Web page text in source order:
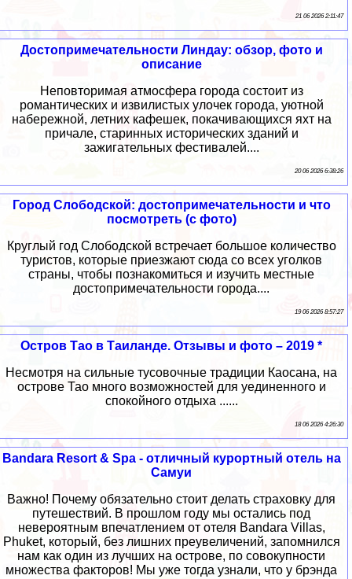
21 06 2026 2:11:47
Достопримечательности Линдау: обзор, фото и
описание
Неповторимая атмосфера города состоит из
романтических и извилистых улочек города, уютной
набережной, летних кафешек, покачивающихся яхт на
причале, старинных исторических зданий и
зажигательных фестивалей....
20 06 2026 6:38:26
Город Слободской: достопримечательности и что
посмотреть (с фото)
Круглый год Слободской встречает большое количество
туристов, которые приезжают сюда со всех уголков
страны, чтобы познакомиться и изучить местные
достопримечательности города....
19 06 2026 8:57:27
Остров Тао в Таиланде. Отзывы и фото – 2019 *
Несмотря на сильные тусовочные традиции Каосана, на
острове Тао много возможностей для уединенного и
спокойного отдыха ......
18 06 2026 4:26:30
Bandara Resort & Spa - отличный курортный отель на
Самуи
Важно! Почему обязательно стоит делать страховку для
путешествий. В прошлом году мы остались под
невероятным впечатлением от отеля Bandara Villas,
Phuket, который, без лишних преувеличений, запомнился
нам как один из лучших на острове, по совокупности
множества факторов! Мы уже тогда узнали, что у брэнда